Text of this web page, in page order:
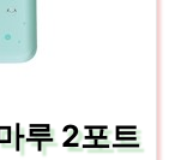
루 2포트